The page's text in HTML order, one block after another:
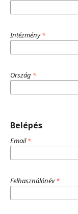
Intézmény*
Ország *
Belépés
Email*
Felhasználónév*